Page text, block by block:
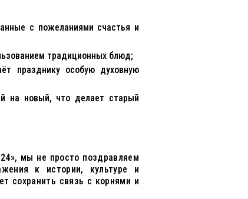
с пожеланиями счастья и
традиционных блюд;
празднику особую духовную
на новый, что делает старый
мы не просто поздравляем
к истории, культуре и
сохранить связь с корнями и